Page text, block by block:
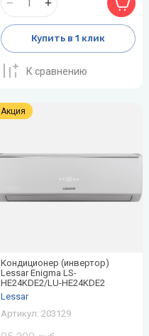
Купить в 1 клик
К сравнению
Акция
Кондиционер (инвертор)
Lessar Enigma LS-
HE24KDE2/LU-HE24KDE2
Lessar
Артикул: 203129